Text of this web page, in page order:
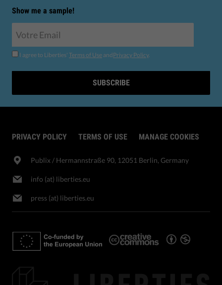
Show me a sample!
I agree to Liberties' Terms of Use andPrivacy Policy.
SUBSCRIBE
PRIVACY POLICY TERMS OF USE MANAGE COOKIES
Publix​ / Hermannstraße 90, 12051 Berlin, Germany
info (at) liberties.eu
press (at) liberties.eu